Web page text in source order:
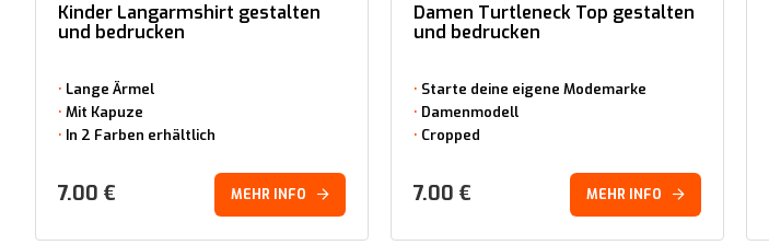
Kinder Langarmshirt gestalten
und bedrucken
Lange Ärmel
Mit Kapuze
In 2 Farben erhältlich
7.00 € MEHR INFO
Damen Turtleneck Top gestalten
und bedrucken
Starte deine eigene Modemarke
Damenmodell
Cropped
7.00 € MEHR INFO